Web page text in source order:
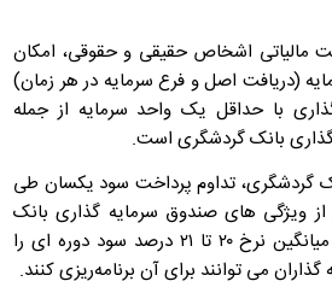
مالیاتی اشخاص حقیقی و حقوقی، امکان
(دریافت اصل و فرع سرمایه در هر زمان)
با حداقل یک واحد سرمایه از جمله
بانک گردشگری است.
گردشگری، تداوم پرداخت سود یکسان طی
ویژگی های صندوق سرمایه گذاری بانک
گردشگری است که به طور میانگین نرخ ۲۰ تا ۲۱ درصد سود دوره ای را
می توانند برای آن برنامه‌ریزی کنند.